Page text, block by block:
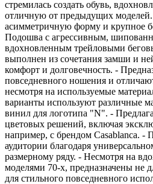
стремилась создать обувь,
отличную от предыдущих
асимметричную форму и крупное
Подошва с агрессивным,
вдохновленным трейловыми
выполнен из сочетания замши и
комфорт и долговечность. -
повседневного ношения и
несмотря на используемые
варианты используют различные
винил для логотипа "N". -
цветовых решений, включая
например, с брендом Casablanca. -
аудитории благодаря
размерному ряду. - Несмотря на
моделями 70-х, предназначены не
для стильного повседневного